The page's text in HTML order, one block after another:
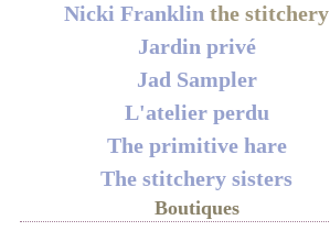
Nicki Franklin the stitchery
Jardin privé
Jad Sampler
L'atelier perdu
The primitive hare
The stitchery sisters
Boutiques